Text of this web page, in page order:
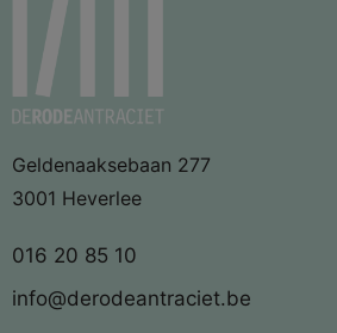
Geldenaaksebaan 277
3001 Heverlee
016 20 85 10
info@derodeantraciet.be